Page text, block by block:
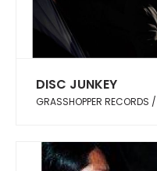
DISC JUNKEY
GRASSHOPPER RECORDS